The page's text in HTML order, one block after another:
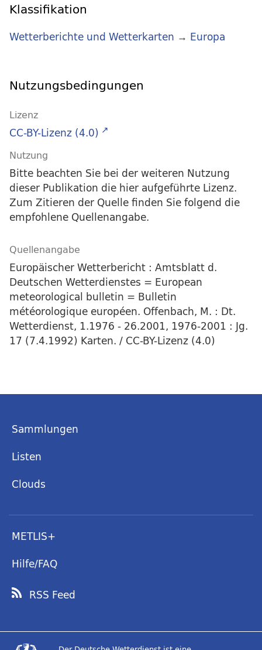
Klassifikation
Wetterberichte und Wetterkarten → Europa
Nutzungsbedingungen
Lizenz
CC-BY-Lizenz (4.0)
Nutzung
Bitte beachten Sie bei der weiteren Nutzung
dieser Publikation die hier aufgeführte Lizenz.
Zum Zitieren der Quelle finden Sie folgend die
empfohlene Quellenangabe.
Quellenangabe
Europäischer Wetterbericht : Amtsblatt d.
Deutschen Wetterdienstes = European
meteorological bulletin = Bulletin
météorologique européen. Offenbach, M. : Dt.
Wetterdienst, 1.1976 - 26.2001, 1976-2001 : Jg.
17 (7.4.1992) Karten. / CC-BY-Lizenz (4.0)
Sammlungen
Listen
Clouds
METLIS+
Hilfe/FAQ
RSS Feed